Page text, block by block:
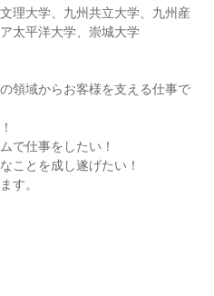
理大学、九州共立大学、九州産
太平洋大学、崇城大学
領域からお客様を支える仕事で
で仕事をしたい！
ことを成し遂げたい！
す。